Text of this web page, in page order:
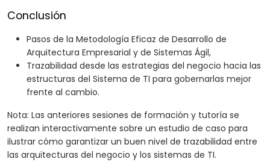
Conclusión
Pasos de la Metodología Eficaz de Desarrollo de
Arquitectura Empresarial y de Sistemas Ágil,
Trazabilidad desde las estrategias del negocio hacia las
estructuras del Sistema de TI para gobernarlas mejor
frente al cambio.
Nota: Las anteriores sesiones de formación y tutoría se
realizan interactivamente sobre un estudio de caso para
ilustrar cómo garantizar un buen nivel de trazabilidad entre
las arquitecturas del negocio y los sistemas de TI.